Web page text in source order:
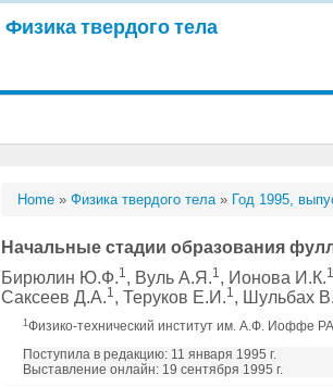
Физика твердого тела
Home »Физика твердого тела» Год 1995,
Начальные стадии образования
Бирюлин Ю.Ф.1, Вуль А.Я.1, Ионова И.К.1
Саксеев Д.А.1, Теруков Е.И.1, Шульбах
1Физико-технический институт им. А.Ф. Иоффе
Поступила в редакцию: 11 января 1995 г.
Выставление онлайн: 19 сентября 1995 г.